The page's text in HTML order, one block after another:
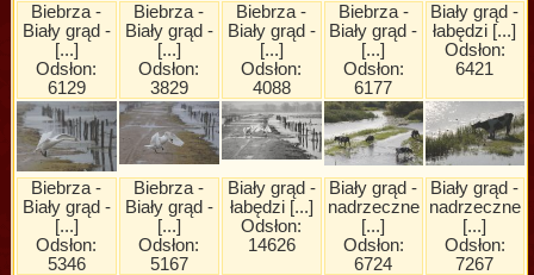
Biebrza -
Biały grąd -
[...]
Odsłon:
6129
Biebrza -
Biały grąd -
[...]
Odsłon:
3829
Biebrza -
Biały grąd -
[...]
Odsłon:
4088
Biebrza -
Biały grąd -
[...]
Odsłon:
6177
Biały grąd -
łabędzi [...]
Odsłon:
6421
Biebrza -
Biały grąd -
[...]
Odsłon:
5346
Biebrza -
Biały grąd -
[...]
Odsłon:
5167
Biały grąd -
łabędzi [...]
Odsłon:
14626
Biały grąd -
nadrzeczne
[...]
Odsłon:
6724
Biały grąd -
nadrzeczne
[...]
Odsłon:
7267